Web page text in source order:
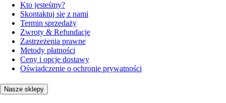
Kto jesteśmy?
Skontaktuj się z nami
Termin sprzedaży
Zwroty & Refundacje
Zastrzeżenia prawne
Metody płatności
Ceny i opcje dostawy
Oświadczenie o ochronie prywatności
Nasze sklepy